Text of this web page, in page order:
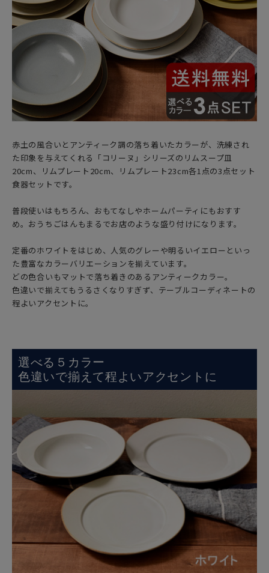
赤土の風合いとアンティーク調の落ち着いたカラーが、洗練され
た印象を与えてくれる「コリーヌ」シリーズのリムスープ皿
20cm、リムプレート20cm、リムプレート23cm各1点の3点セット
食器セットです。
普段使いはもちろん、おもてなしやホームパーティにもおすす
め。おうちごはんもまるでお店のような盛り付けになります。
定番のホワイトをはじめ、人気のグレーや明るいイエローといっ
た豊富なカラーバリエーションを揃えています。
どの色合いもマットで落ち着きのあるアンティークカラー。
色違いで揃えてもうるさくなりすぎず、テーブルコーディネートの
程よいアクセントに。
選べる５カラー
色違いで揃えて程よいアクセントに